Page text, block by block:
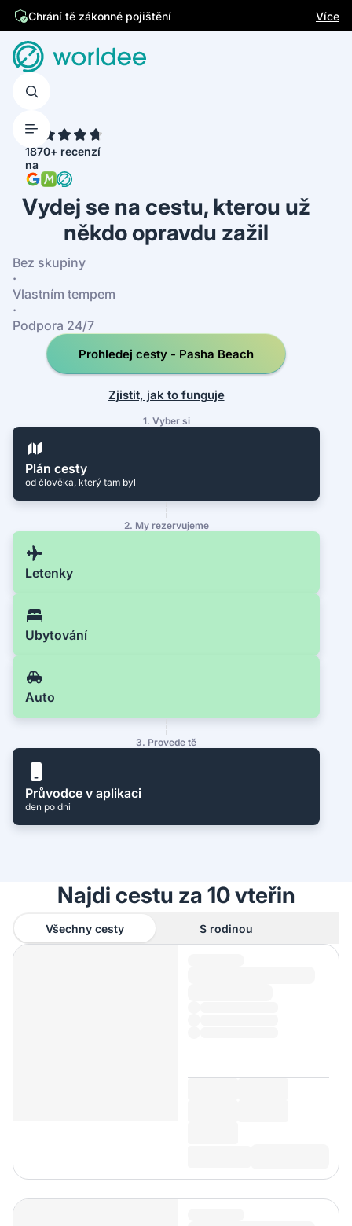
Chrání tě zákonné pojištění
Jsme česká firma Více
1870+ recenzí
na
Vydej se na cestu, kterou už
někdo opravdu zažil
Bez skupiny
·
Vlastním tempem
·
Podpora 24/7
Prohledej cesty - Pasha Beach
Zjistit, jak to funguje
1. Vyber si
Plán cesty
od člověka, který tam byl
2. My rezervujeme
Letenky
Ubytování
Auto
3. Provede tě
Průvodce v aplikaci
den po dni
Najdi cestu za 10 vteřin
Všechny cesty S rodinou